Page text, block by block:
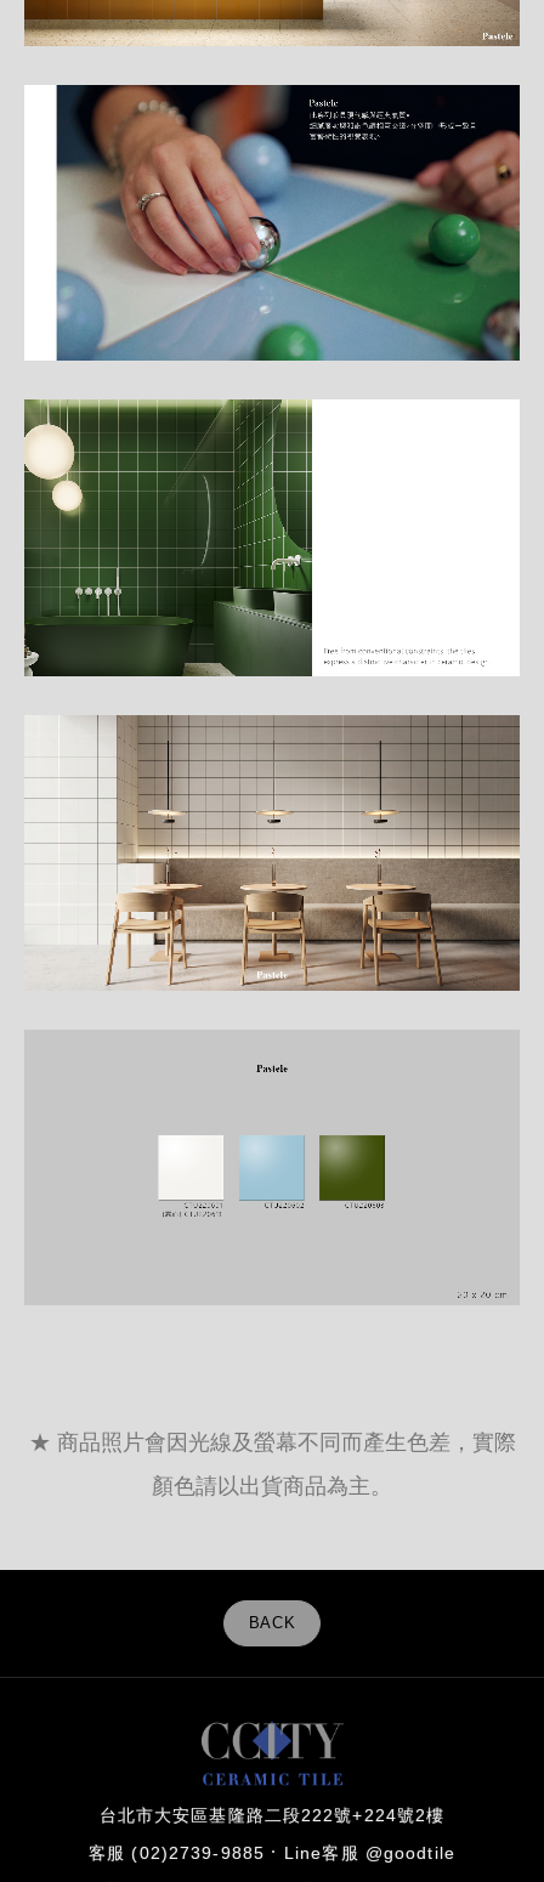
★ 商品照片會因光線及螢幕不同而產生色差，實際
顏色請以出貨商品為主。
BACK
台北市大安區基隆路二段222號+224號2樓
客服 (02)2739-9885 Line客服 @goodtile